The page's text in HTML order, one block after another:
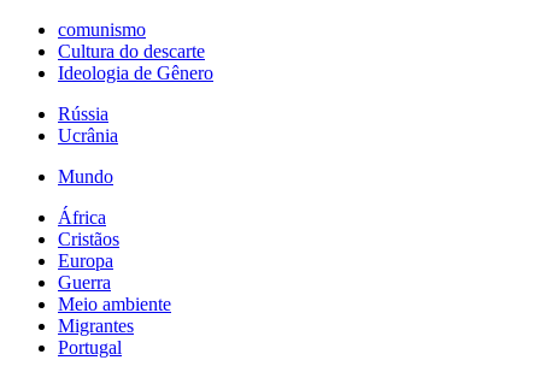
comunismo
Cultura do descarte
Ideologia de Gênero
Rússia
Ucrânia
Mundo
África
Cristãos
Europa
Guerra
Meio ambiente
Migrantes
Portugal